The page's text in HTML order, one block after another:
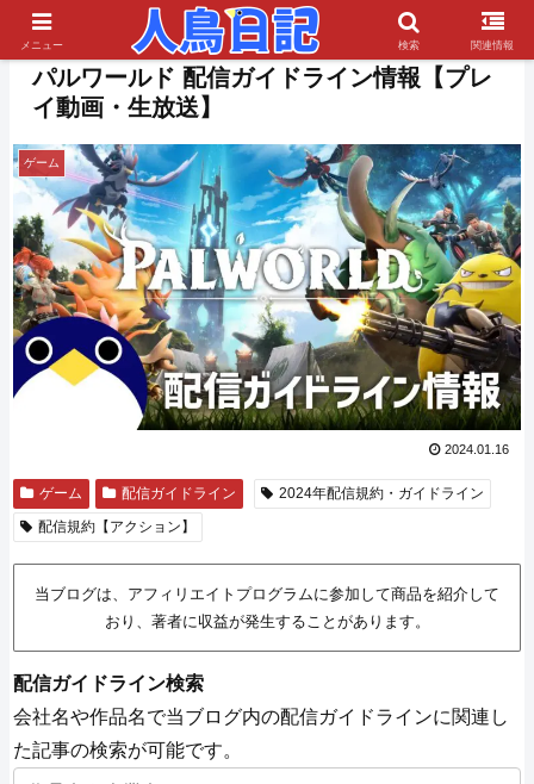
パルワールド 配信ガイドライン情報【プレ
イ動画・生放送】
ゲーム
2024.01.16
ゲーム 配信ガイドライン
2024年配信規約・ガイドライン
配信規約【アクション】
当ブログは、アフィリエイトプログラムに参加して商品を紹介して
おり、著者に収益が発生することがあります。
配信ガイドライン検索
会社名や作品名で当ブログ内の配信ガイドラインに関連し
た記事の検索が可能です。
メニュー 検索 関連情報